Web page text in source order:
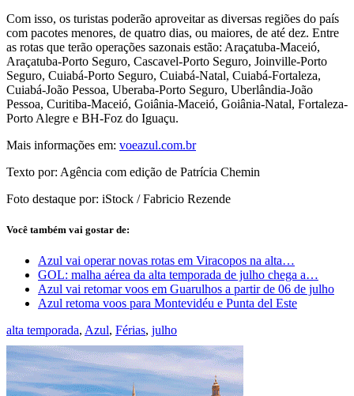
Com isso, os turistas poderão aproveitar as diversas regiões do país
com pacotes menores, de quatro dias, ou maiores, de até dez. Entre
as rotas que terão operações sazonais estão: Araçatuba-Maceió,
Araçatuba-Porto Seguro, Cascavel-Porto Seguro, Joinville-Porto
Seguro, Cuiabá-Porto Seguro, Cuiabá-Natal, Cuiabá-Fortaleza,
Cuiabá-João Pessoa, Uberaba-Porto Seguro, Uberlândia-João
Pessoa, Curitiba-Maceió, Goiânia-Maceió, Goiânia-Natal, Fortaleza-
Porto Alegre e BH-Foz do Iguaçu.
Mais informações em: voeazul.com.br
Texto por: Agência com edição de Patrícia Chemin
Foto destaque por: iStock / Fabricio Rezende
Você também vai gostar de:
Azul vai operar novas rotas em Viracopos na alta…
GOL: malha aérea da alta temporada de julho chega a…
Azul vai retomar voos em Guarulhos a partir de 06 de julho
Azul retoma voos para Montevidéu e Punta del Este
alta temporada, Azul, Férias, julho